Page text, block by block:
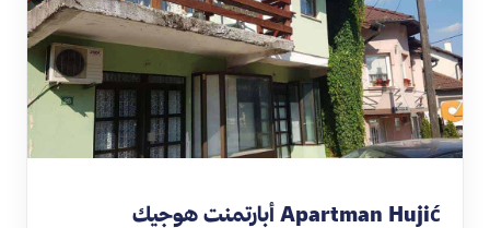
Apartman Hujić أبارتمنت هوجيك